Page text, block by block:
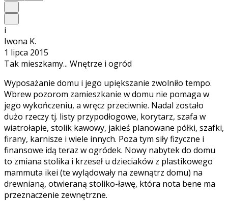
i
Iwona K.
1 lipca 2015
Tak mieszkamy... Wnętrze i ogród
Wyposażanie domu i jego upiększanie zwolniło tempo.
Wbrew pozorom zamieszkanie w domu nie pomaga w
jego wykończeniu, a wręcz przeciwnie. Nadal zostało
dużo rzeczy tj. listy przypodłogowe, korytarz, szafa w
wiatrołapie, stolik kawowy, jakieś planowane półki, szafki,
firany, karnisze i wiele innych. Poza tym siły fizyczne i
finansowe idą teraz w ogródek. Nowy nabytek do domu
to zmiana stolika i krzeseł u dzieciaków z plastikowego
mammuta ikei (te wylądowały na zewnątrz domu) na
drewnianą, otwieraną stoliko-ławę, która nota bene ma
przeznaczenie zewnętrzne.